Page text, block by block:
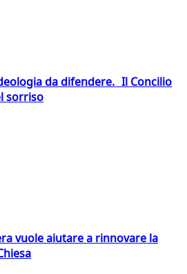
da difendere. Il Concilio
sorriso
vuole aiutare a rinnovare la